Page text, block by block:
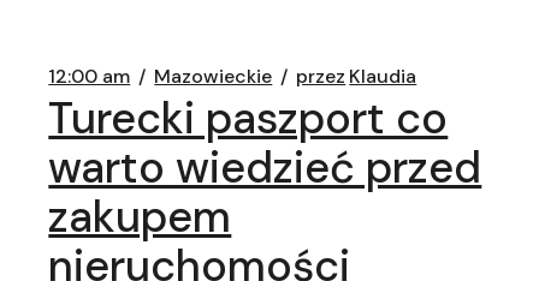
12:00 am Mazowieckie przez Klaudia
Turecki paszport co
warto wiedzieć przed
zakupem
nieruchomości